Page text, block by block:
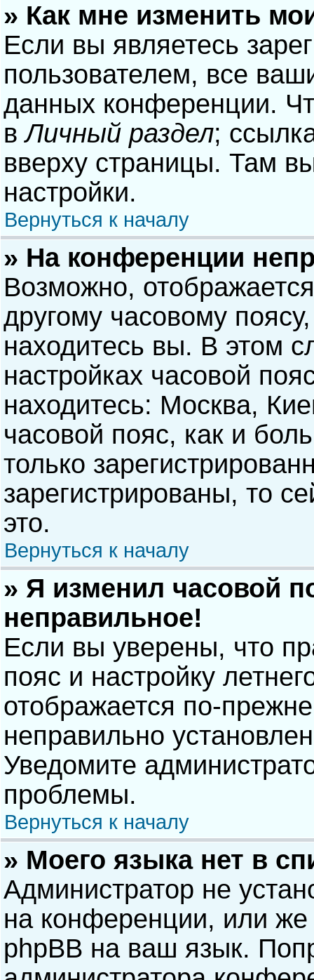
» Как мне изменить
Если вы являетесь
пользователем, все
данных конференции.
вЛичный раздел;
вверху страницы. Там
настройки.
Вернуться к началу
» На конференции
Возможно,
другому часовому
находитесь вы. В этом
настройках часовой
находитесь: Москва,
часовой пояс, как и
только
зарегистрированы, то
это.
Вернуться к началу
» Я изменил часовой
неправильное!
Если вы уверены, что
пояс и настройку
отображается по-
неправильно
Уведомите
проблемы.
Вернуться к началу
» Моего языка нет в
Администратор не
на конференции, или же
phpBB на ваш язык.